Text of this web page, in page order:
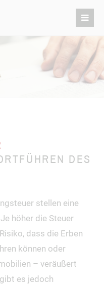
DES
stellen eine
höher die Steuer
dass die Erben
können oder
– veräußert
es jedoch